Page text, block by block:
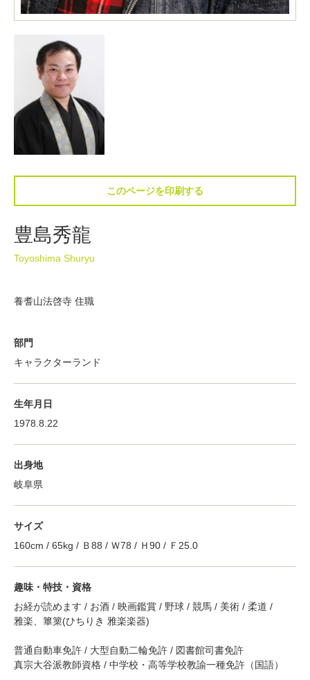
このページを印刷する
豊島秀龍
Toyoshima Shuryu
養耆山法啓寺 住職
部門
キャラクターランド
生年月日
1978.8.22
出身地
岐阜県
サイズ
160cm / 65kg / Ｂ88 / Ｗ78 / Ｈ90 / Ｆ25.0
趣味・特技・資格
お経が読めます / お酒 / 映画鑑賞 / 野球 / 競馬 / 美術 / 柔道 /
雅楽、篳篥(ひちりき 雅楽楽器)
普通自動車免許 / 大型自動二輪免許 / 図書館司書免許
真宗大谷派教師資格 / 中学校・高等学校教諭一種免許（国語）